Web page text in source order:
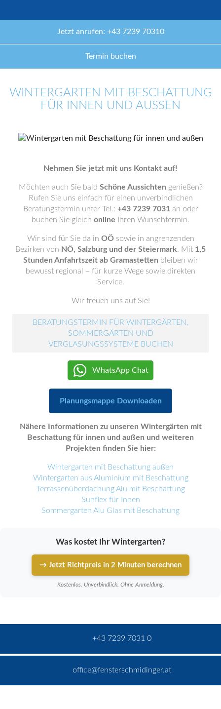
Jetzt anrufen: +43 7239 70310
Termin buchen
WINTERGARTEN MIT BESCHATTUNG
FÜR INNEN UND AUSSEN
Nehmen Sie jetzt mit uns Kontakt auf!
Möchten auch Sie bald Schöne Aussichten genießen?
Rufen Sie uns einfach für einen unverbindlichen
Beratungstermin unter Tel.: +43 7239 7031 an oder
buchen Sie gleich online Ihren Wunschtermin.
Wir sind für Sie da in OÖsowie in angrenzenden
Bezirken von NÖ, Salzburg und der Steiermark. Mit 1,5
Stunden Anfahrtszeit ab Gramastetten bleiben wir
bewusst regional – für kurze Wege sowie direkten
Service.
Wir freuen uns auf Sie!
BERATUNGSTERMIN FÜR WINTERGÄRTEN,
SOMMERGÄRTEN UND
VERGLASUNGSSYSTEME BUCHEN
WhatsApp Chat
Planungsmappe Downloaden
Nähere Informationen zu unseren Wintergärten mit
Beschattung für innen und außen und weiteren
Projekten finden Sie hier:
Wintergarten mit Beschattung außen
Wintergarten aus Aluminium mit Beschattung
Terrassenüberdachung Alu mit Beschattung
Sunflex für Innen
Sommergarten Alu Glas mit Beschattung
Was kostet Ihr Wintergarten?
→ Jetzt Richtpreis in 2 Minuten berechnen
Kostenlos. Unverbindlich. Ohne Anmeldung.
+43 7239 7031 0
office@fensterschmidinger.at